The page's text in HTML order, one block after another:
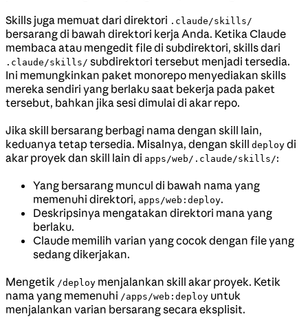
Skills juga memuat dari direktori .claude/skills/
bersarang di bawah direktori kerja Anda. Ketika Claude
membaca atau mengedit file di subdirektori, skills dari
.claude/skills/ subdirektori tersebut menjadi tersedia.
Ini memungkinkan paket monorepo menyediakan skills
mereka sendiri yang berlaku saat bekerja pada paket
tersebut, bahkan jika sesi dimulai di akar repo.
Jika skill bersarang berbagi nama dengan skill lain,
keduanya tetap tersedia. Misalnya, dengan skill deploy di
akar proyek dan skill lain di apps/web/.claude/skills/:
Yang bersarang muncul di bawah nama yang
memenuhi direktori, apps/web:deploy.
Deskripsinya mengatakan direktori mana yang
berlaku.
Claude memilih varian yang cocok dengan file yang
sedang dikerjakan.
Mengetik /deploy menjalankan skill akar proyek. Ketik
nama yang memenuhi /apps/web:deploy untuk
menjalankan varian bersarang secara eksplisit.